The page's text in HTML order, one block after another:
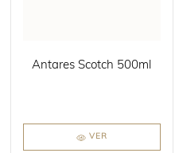
Antares Scotch 500ml
VER